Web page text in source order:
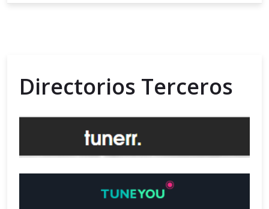
Directorios Terceros